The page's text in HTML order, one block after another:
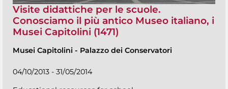
Visite didattiche per le scuole.
Conosciamo il più antico Museo italiano, i
Musei Capitolini (1471)
Musei Capitolini - Palazzo dei Conservatori
04/10/2013 - 31/05/2014